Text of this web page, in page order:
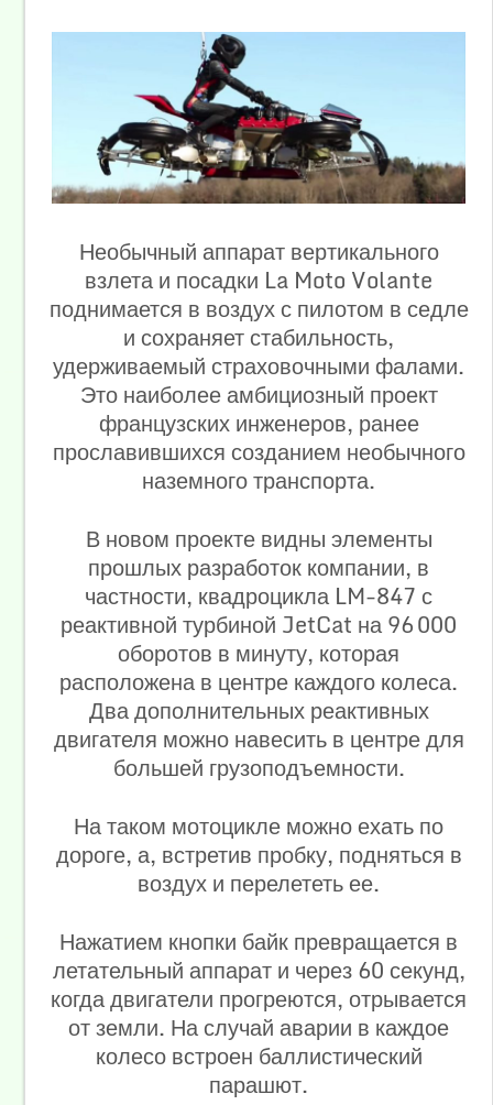
Необычный аппарат вертикального
взлета и посадки La Moto Volante
поднимается в воздух с пилотом в седле
и сохраняет стабильность,
удерживаемый страховочными фалами.
Это наиболее амбициозный проект
французских инженеров, ранее
прославившихся созданием необычного
наземного транспорта.
В новом проекте видны элементы
прошлых разработок компании, в
частности, квадроцикла LM-847 с
реактивной турбиной JetCat на 96 000
оборотов в минуту, которая
расположена в центре каждого колеса.
Два дополнительных реактивных
двигателя можно навесить в центре для
большей грузоподъемности.
На таком мотоцикле можно ехать по
дороге, а, встретив пробку, подняться в
воздух и перелететь ее.
Нажатием кнопки байк превращается в
летательный аппарат и через 60 секунд,
когда двигатели прогреются, отрывается
от земли. На случай аварии в каждое
колесо встроен баллистический
парашют.